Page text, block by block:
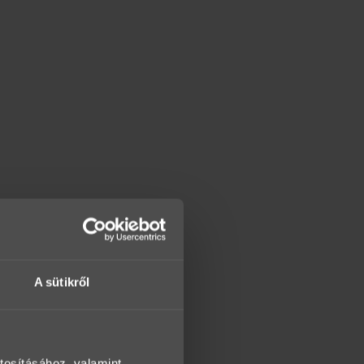
A sütikről